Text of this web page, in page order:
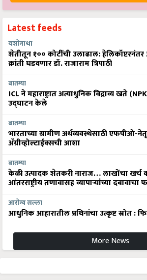
Latest feeds
यशोगाथा
शेतीतून १०० कोटींची उलाढाल:
क्रांती घडवणार डॉ. राजाराम त्रिपाठी
बातम्या
ICL ने महाराष्ट्रात अत्याधुनिक विद्राव्य खते
उद्घाटन केले
बातम्या
भारताच्या ग्रामीण अर्थव्यवस्थेसाठी एफपीओ-
अ‍ॅग्रीव्होल्टाईक्सची आशा
बातम्या
केळी उत्पादक शेतकरी नाराज… लाखोंचा खर्च
आंतरराष्ट्रीय तणावासह व्यापाऱ्यांच्या दबावाचा
आरोग्य सल्ला
आधुनिक आहारातील प्रथिनांचा उत्कृष्ट स्रोत :
More News